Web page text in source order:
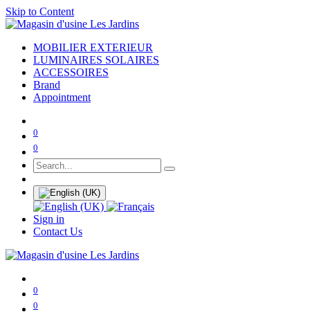
Skip to Content
MOBILIER EXTERIEUR
LUMINAIRES SOLAIRES
ACCESSOIRES
Brand
Appointment
0
0
Sign in
Contact Us
0
0